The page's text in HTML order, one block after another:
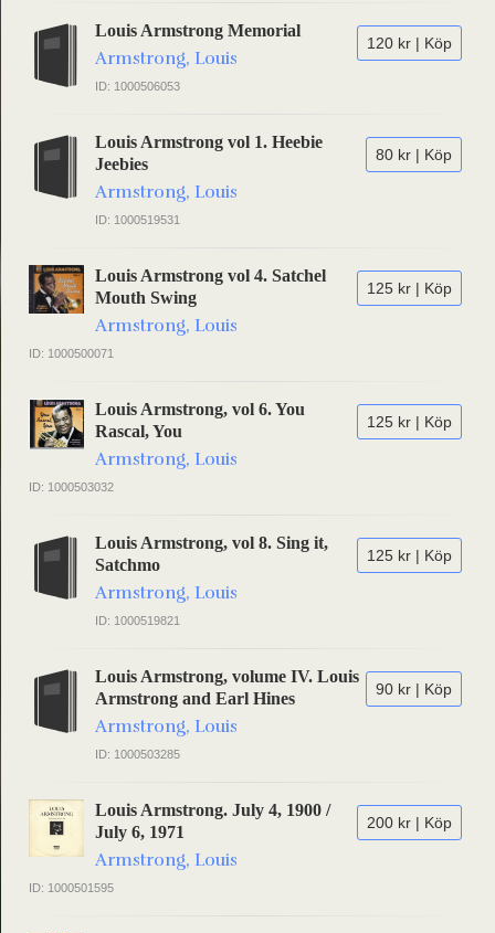
120 kr | Köp
Louis Armstrong Memorial
Armstrong, Louis
ID: 1000506053
80 kr | Köp
Louis Armstrong vol 1. Heebie
Jeebies
Armstrong, Louis
ID: 1000519531
125 kr | Köp
Louis Armstrong vol 4. Satchel
Mouth Swing
Armstrong, Louis
ID: 1000500071
125 kr | Köp
Louis Armstrong, vol 6. You
Rascal, You
Armstrong, Louis
ID: 1000503032
125 kr | Köp
Louis Armstrong, vol 8. Sing it,
Satchmo
Armstrong, Louis
ID: 1000519821
90 kr | Köp
Louis Armstrong, volume IV. Louis
Armstrong and Earl Hines
Armstrong, Louis
ID: 1000503285
200 kr | Köp
Louis Armstrong. July 4, 1900 /
July 6, 1971
Armstrong, Louis
ID: 1000501595